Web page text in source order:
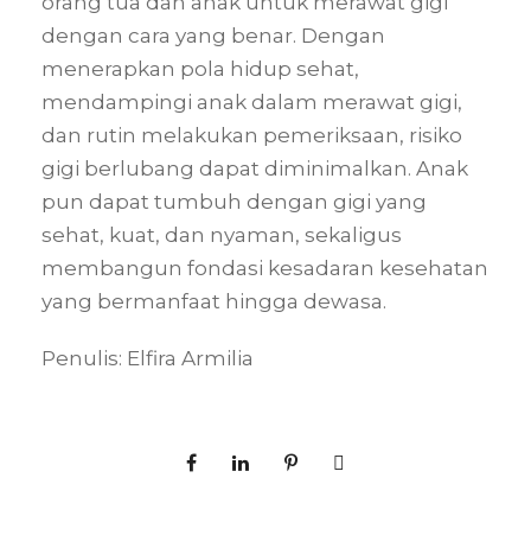
dengan cara yang benar. Dengan
menerapkan pola hidup sehat,
mendampingi anak dalam merawat gigi,
dan rutin melakukan pemeriksaan, risiko
gigi berlubang dapat diminimalkan. Anak
pun dapat tumbuh dengan gigi yang
sehat, kuat, dan nyaman, sekaligus
membangun fondasi kesadaran kesehatan
yang bermanfaat hingga dewasa.
Penulis: Elfira Armilia